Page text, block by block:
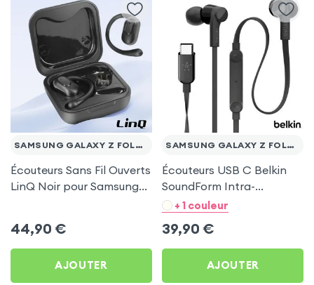
SAMSUNG GALAXY Z FOLD 5
Écouteurs Sans Fil Ouverts
LinQ Noir pour Samsung
44,90 €
AJOUTER
SAMSUNG GALAXY Z FOLD 5
Écouteurs USB C Belkin
SoundForm Intra-
auriculaires Noir avec
Galaxy Z Fold 5
+ 1 couleur
39,90 €
AJOUTER